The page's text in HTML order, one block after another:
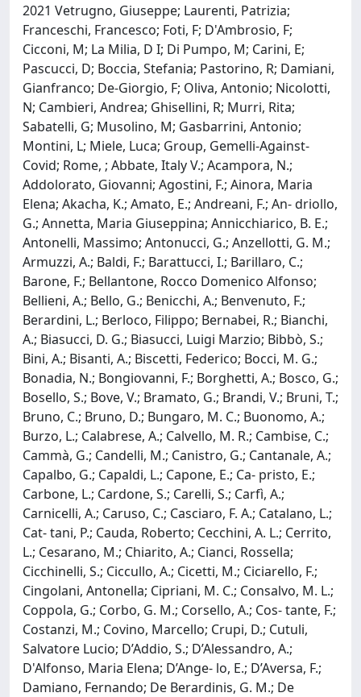
2021 Vetrugno, Giuseppe; Laurenti, Patrizia;
Franceschi, Francesco; Foti, F; D'Ambrosio, F;
Cicconi, M; La Milia, D I; Di Pumpo, M; Carini, E;
Pascucci, D; Boccia, Stefania; Pastorino, R; Damiani,
Gianfranco; De-Giorgio, F; Oliva, Antonio; Nicolotti,
N; Cambieri, Andrea; Ghisellini, R; Murri, Rita;
Sabatelli, G; Musolino, M; Gasbarrini, Antonio;
Montini, L; Miele, Luca; Group, Gemelli-Against-
Covid; Rome, ; Abbate, Italy V.; Acampora, N.;
Addolorato, Giovanni; Agostini, F.; Ainora, Maria
Elena; Akacha, K.; Amato, E.; Andreani, F.; An- driollo,
G.; Annetta, Maria Giuseppina; Annicchiarico, B. E.;
Antonelli, Massimo; Antonucci, G.; Anzellotti, G. M.;
Armuzzi, A.; Baldi, F.; Barattucci, I.; Barillaro, C.;
Barone, F.; Bellantone, Rocco Domenico Alfonso;
Bellieni, A.; Bello, G.; Benicchi, A.; Benvenuto, F.;
Berardini, L.; Berloco, Filippo; Bernabei, R.; Bianchi,
A.; Biasucci, D. G.; Biasucci, Luigi Marzio; Bibbò, S.;
Bini, A.; Bisanti, A.; Biscetti, Federico; Bocci, M. G.;
Bonadia, N.; Bongiovanni, F.; Borghetti, A.; Bosco, G.;
Bosello, S.; Bove, V.; Bramato, G.; Brandi, V.; Bruni, T.;
Bruno, C.; Bruno, D.; Bungaro, M. C.; Buonomo, A.;
Burzo, L.; Calabrese, A.; Calvello, M. R.; Cambise, C.;
Cammà, G.; Candelli, M.; Canistro, G.; Cantanale, A.;
Capalbo, G.; Capaldi, L.; Capone, E.; Ca- pristo, E.;
Carbone, L.; Cardone, S.; Carelli, S.; Carfì, A.;
Carnicelli, A.; Caruso, C.; Casciaro, F. A.; Catalano, L.;
Cat- tani, P.; Cauda, Roberto; Cecchini, A. L.; Cerrito,
L.; Cesarano, M.; Chiarito, A.; Cianci, Rossella;
Cicchinelli, S.; Ciccullo, A.; Cicetti, M.; Ciciarello, F.;
Cingolani, Antonella; Cipriani, M. C.; Consalvo, M. L.;
Coppola, G.; Corbo, G. M.; Corsello, A.; Cos- tante, F.;
Costanzi, M.; Covino, Marcello; Crupi, D.; Cutuli,
Salvatore Lucio; D’Addio, S.; D’Alessandro, A.;
D'Alfonso, Maria Elena; D’Ange- lo, E.; D’Aversa, F.;
Damiano, Fernando; De Berardinis, G. M.; De